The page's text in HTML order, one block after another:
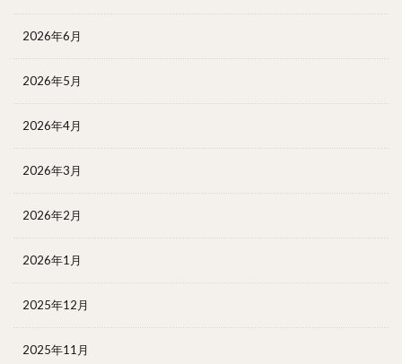
2026年6月
2026年5月
2026年4月
2026年3月
2026年2月
2026年1月
2025年12月
2025年11月